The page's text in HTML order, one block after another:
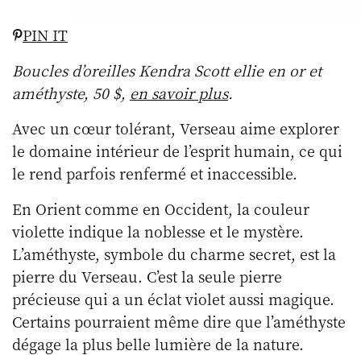
PIN IT
Boucles d’oreilles Kendra Scott ellie en or et
améthyste, 50 $, en savoir plus.
Avec un cœur tolérant, Verseau aime explorer
le domaine intérieur de l’esprit humain, ce qui
le rend parfois renfermé et inaccessible.
En Orient comme en Occident, la couleur
violette indique la noblesse et le mystère.
L’améthyste, symbole du charme secret, est la
pierre du Verseau. C’est la seule pierre
précieuse qui a un éclat violet aussi magique.
Certains pourraient même dire que l’améthyste
dégage la plus belle lumière de la nature.